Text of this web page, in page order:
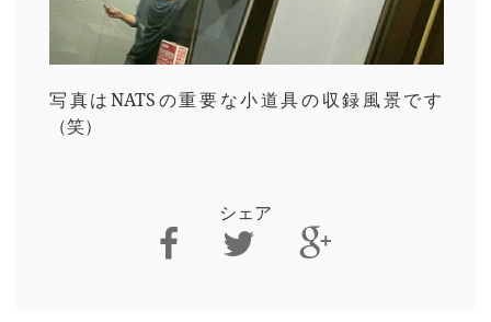
写真はNATSの重要な小道具の収録風景です
（笑）
シェア